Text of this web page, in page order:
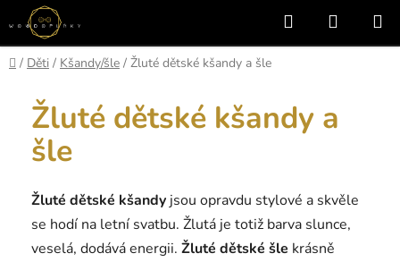
Přejít
na
obsah
Hledat
KOŠÍK
Domů
/ Děti / Kšandy/šle / Žluté dětské kšandy a šle
Žluté dětské kšandy a
šle
Žluté dětské kšandy jsou opravdu stylové a skvěle
se hodí na letní svatbu. Žlutá je totiž barva slunce,
veselá, dodává energii. Žluté dětské šle krásně